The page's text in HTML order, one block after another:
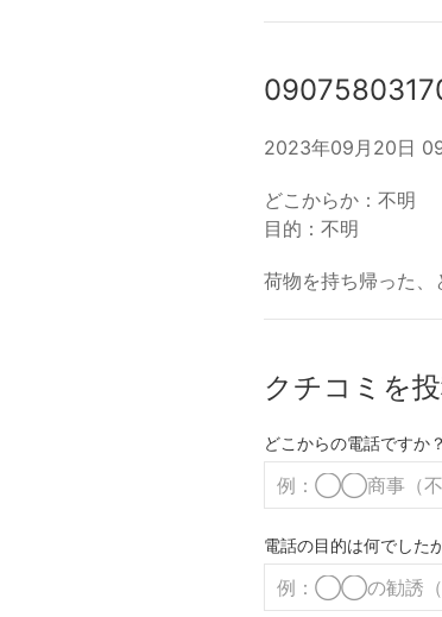
2023年09月20日
どこからか：不明
目的：不明
荷物を持ち帰った、
クチコミを
どこからの電話ですか？
電話の目的は何でした